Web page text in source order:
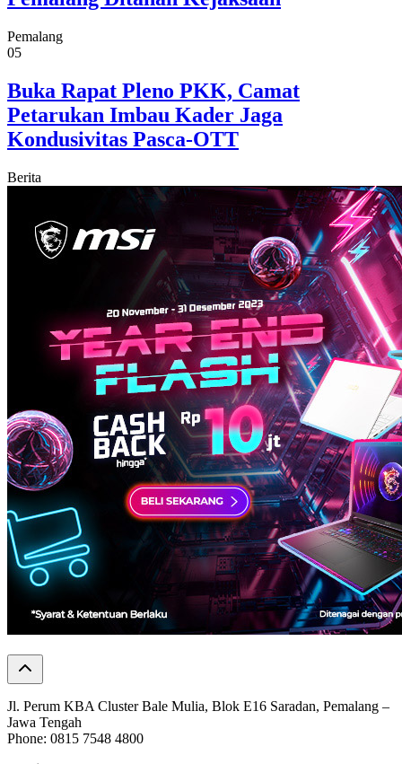
Pemalang
05
Buka Rapat Pleno PKK, Camat
Petarukan Imbau Kader Jaga
Kondusivitas Pasca-OTT
Berita
Jl. Perum KBA Cluster Bale Mulia, Blok E16 Saradan, Pemalang –
Jawa Tengah
Phone: 0815 7548 4800